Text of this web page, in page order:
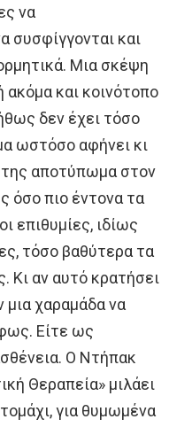
να
συσφίγγονται και
Μια σκέψη
και κοινότοπο
δεν έχει τόσο
ωστόσο αφήνει κι
της αποτύπωμα στον
όσο πιο έντονα τα
επιθυμίες, ιδίως
τόσο βαθύτερα τα
Κι αν αυτό κρατήσει
μια χαραμάδα να
Είτε ως
Ο Ντήπακ
Θεραπεία» μιλάει
για θυμωμένα